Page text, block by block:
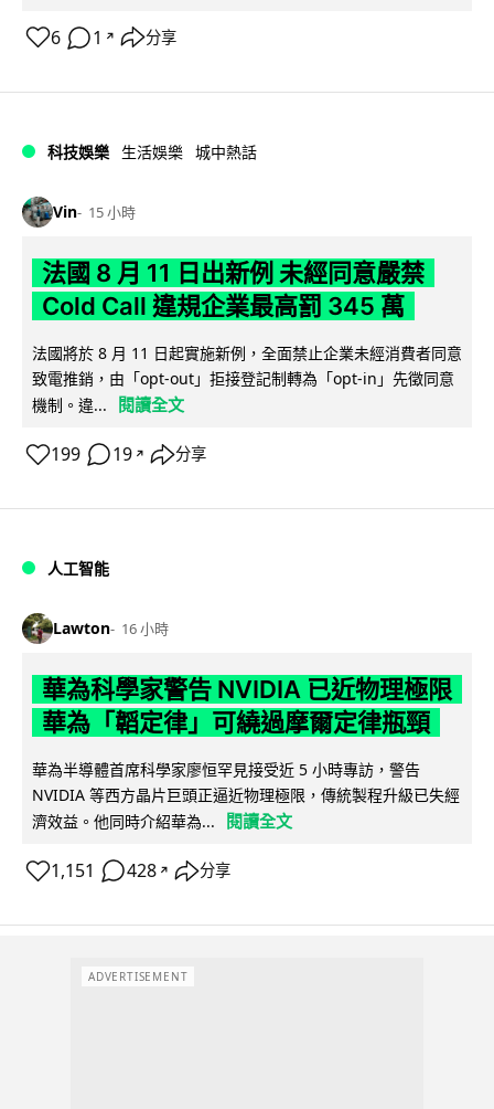
6 1 ↗ 分享
科技娛樂 生活娛樂 城中熱話
Vin 15 小時
法國 8 月 11 日出新例 未經同意嚴禁
Cold Call 違規企業最高罰 345 萬
法國將於 8 月 11 日起實施新例，全面禁止企業未經消費者同意
致電推銷，由「opt-out」拒接登記制轉為「opt-in」先徵同意
機制。違...
閱讀全文
199 19 ↗ 分享
人工智能
Lawton 16 小時
華為科學家警告 NVIDIA 已近物理極限
華為「韜定律」可繞過摩爾定律瓶頸
華為半導體首席科學家廖恒罕見接受近 5 小時專訪，警告
NVIDIA 等西方晶片巨頭正逼近物理極限，傳統製程升級已失經
濟效益。他同時介紹華為...
閱讀全文
1,151 428 ↗ 分享
ADVERTISEMENT